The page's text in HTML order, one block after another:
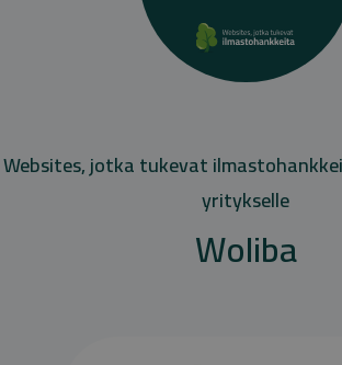
Websites, jotka tukevat
yritykselle
Woliba